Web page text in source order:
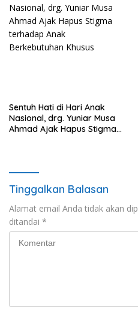
Sentuh Hati di Hari Anak
Nasional, drg. Yuniar Musa
Ahmad Ajak Hapus Stigma
Tinggalkan Balasan
Alamat email Anda tidak akan
ditandai *